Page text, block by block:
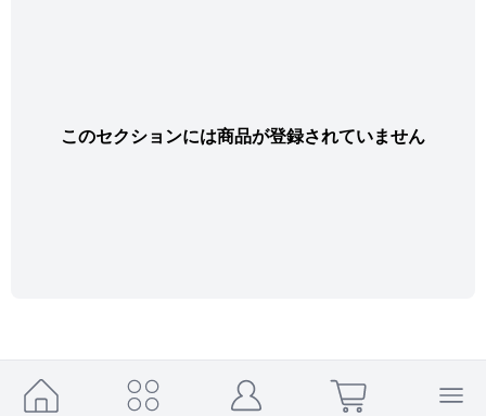
このセクションには商品が登録されていません